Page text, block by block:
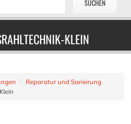
KLEIN
Reparatur und Sanierung